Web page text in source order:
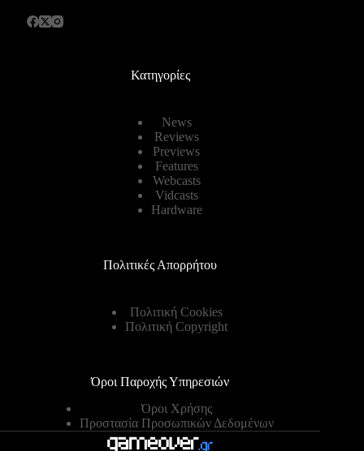
Κατηγορίες
News
Reviews
Previews
Features
Webcasts
Vidcasts
Hardware
Πολιτικές Απορρήτου
Πολιτική Cookies
Πολιτική Copyright
Όροι Παροχής Υπηρεσιών
Όροι Χρήσης
Προστασία Προσωπικών Δεδομένων